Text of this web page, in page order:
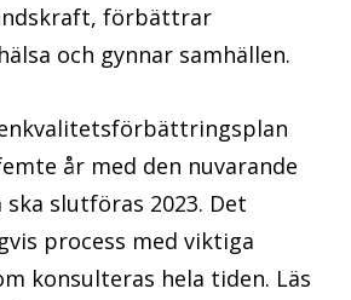
förbättrar
och gynnar samhällen.
år med den nuvarande
ska slutföras 2023. Det
process med viktiga
konsulteras hela tiden. Läs